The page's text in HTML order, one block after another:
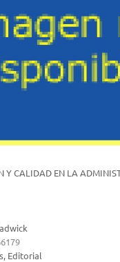
Y CALIDAD EN LA
Editorial